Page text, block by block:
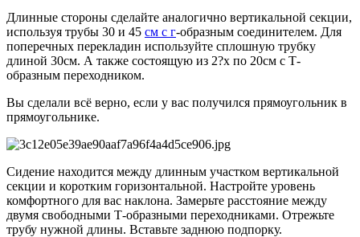
Длинные стороны сделайте аналогично вертикальной секции,
используя трубы 30 и 45 см с г-образным соединителем. Для
поперечных перекладин используйте сплошную трубку
длиной 30см. А также состоящую из 2?х по 20см с Т-
образным переходником.
Вы сделали всё верно, если у вас получился прямоугольник в
прямоугольнике.
Сидение находится между длинным участком вертикальной
секции и коротким горизонтальной. Настройте уровень
комфортного для вас наклона. Замерьте расстояние между
двумя свободными Т-образными переходниками. Отрежьте
трубу нужной длины. Вставьте заднюю подпорку.